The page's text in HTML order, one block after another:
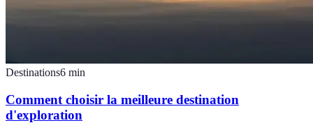
Destinations6 min
Comment choisir la meilleure destination
d'exploration